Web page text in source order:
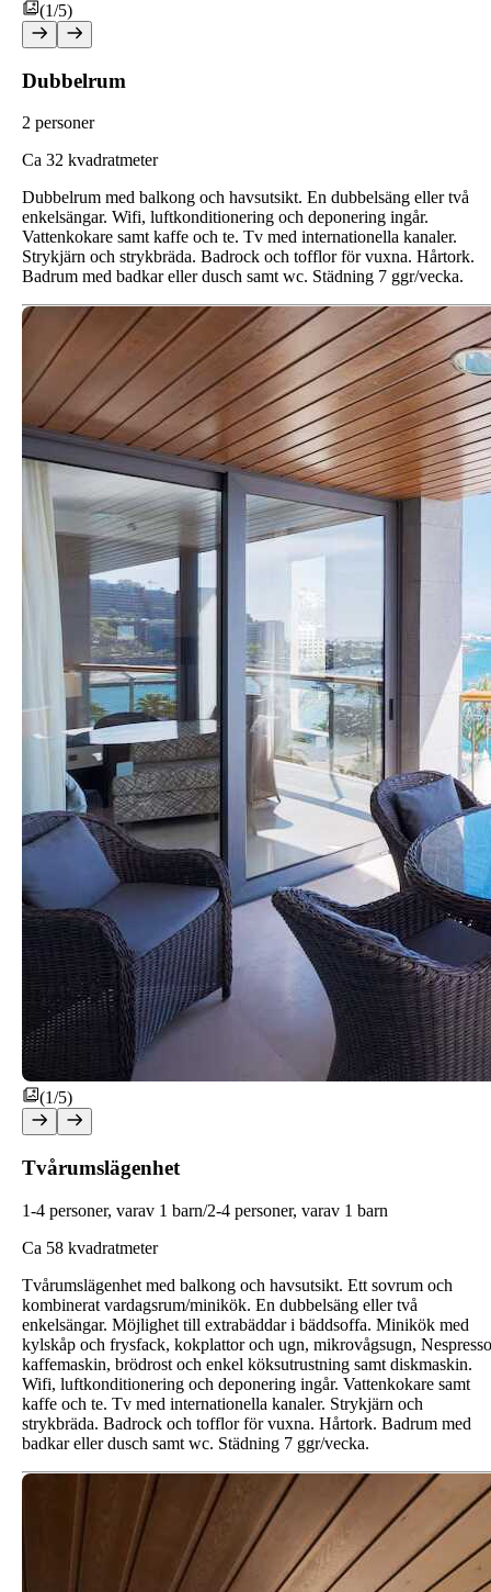
(1/5)
Dubbelrum
2 personer
Ca 32 kvadratmeter
Dubbelrum med balkong och havsutsikt. En dubbelsäng eller två
enkelsängar. Wifi, luftkonditionering och deponering ingår.
Vattenkokare samt kaffe och te. Tv med internationella kanaler.
Strykjärn och strykbräda. Badrock och tofflor för vuxna. Hårtork.
Badrum med badkar eller dusch samt wc. Städning 7 ggr/vecka.
(1/5)
Tvårumslägenhet
1-4 personer, varav 1 barn/2-4 personer, varav 1 barn
Ca 58 kvadratmeter
Tvårumslägenhet med balkong och havsutsikt. Ett sovrum och
kombinerat vardagsrum/minikök. En dubbelsäng eller två
enkelsängar. Möjlighet till extrabäddar i bäddsoffa. Minikök med
kylskåp och frysfack, kokplattor och ugn, mikrovågsugn, Nespresso
kaffemaskin, brödrost och enkel köksutrustning samt diskmaskin.
Wifi, luftkonditionering och deponering ingår. Vattenkokare samt
kaffe och te. Tv med internationella kanaler. Strykjärn och
strykbräda. Badrock och tofflor för vuxna. Hårtork. Badrum med
badkar eller dusch samt wc. Städning 7 ggr/vecka.